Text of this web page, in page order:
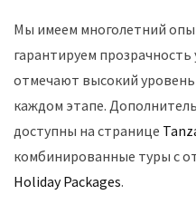
Мы имеем многолетний
гарантируем
отмечают высокий
каждом этапе.
доступны на странице
комбинированные туры с
Holiday Packages.